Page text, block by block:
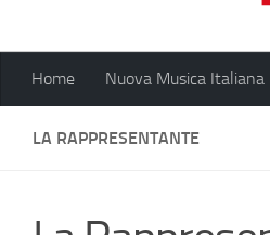
Home Nuova Musica Italiana
LA RAPPRESENTANTE